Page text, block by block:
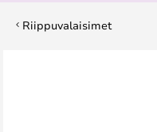
Riippuvalaisimet